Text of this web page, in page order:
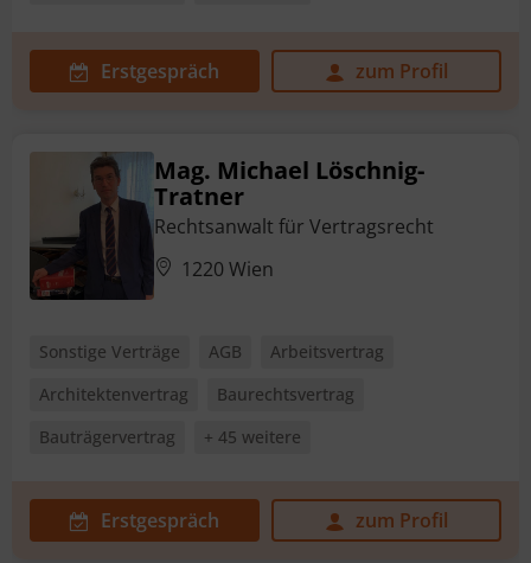
Erstgespräch zum Profil
Mag. Michael Löschnig-
Tratner
Rechtsanwalt für Vertragsrecht
1220 Wien
Sonstige Verträge AGB
Arbeitsvertrag
Architektenvertrag
Baurechtsvertrag
Bauträgervertrag
+ 45 weitere
Erstgespräch zum Profil